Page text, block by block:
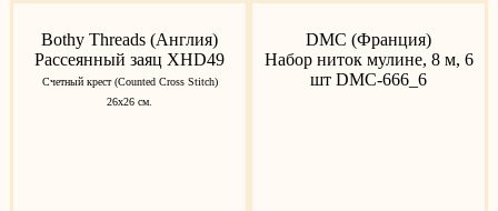
Bothy Threads (Англия)
Рассеянный заяц XHD49
Счетный крест (Counted Cross Stitch)
26х26 см.
DMC (Франция)
Набор ниток мулине, 8 м, 6
шт DMC-666_6